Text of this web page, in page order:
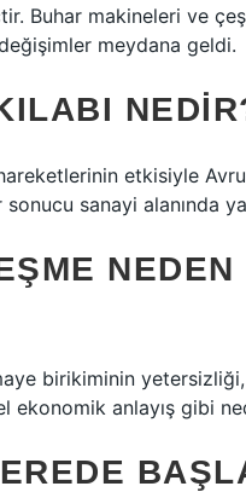
Buhar makineleri ve
meydana geldi.
etkisiyle
sanayi alanında
birikiminin
anlayış gibi